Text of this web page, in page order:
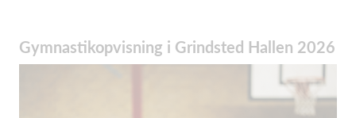
Gymnastikopvisning i Grindsted Hallen 2026